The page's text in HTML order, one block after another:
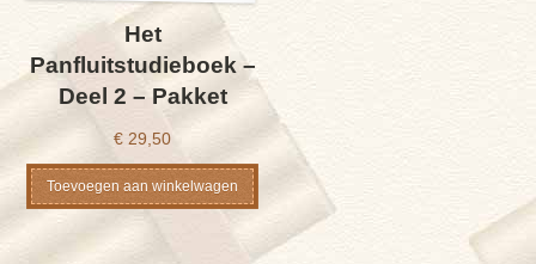
Het
Panfluitstudieboek –
Deel 2 – Pakket
€ 29,50
Toevoegen aan winkelwagen